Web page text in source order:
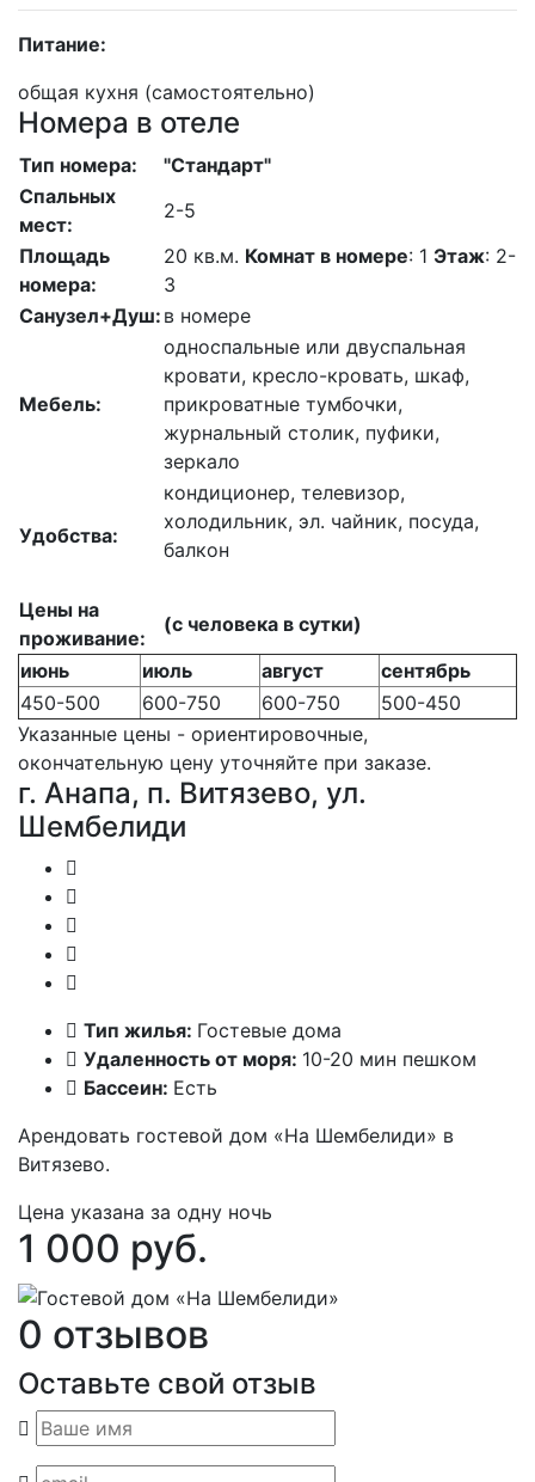
Питание:
общая кухня (самостоятельно)
Номера в отеле
Тип номера:
"Стандарт"
Спальных
мест:
2-5
Площадь
номера:
20 кв.м. Комнат в номере: 1 Этаж: 2-
3
Санузел+Душ: в номере
Мебель:
односпальные или двуспальная
кровати, кресло-кровать, шкаф,
прикроватные тумбочки,
журнальный столик, пуфики,
зеркало
Удобства:
кондиционер, телевизор,
холодильник, эл. чайник, посуда,
балкон
Цены на
проживание:
(с человека в сутки)
июнь
июль август
сентябрь
450-500
600-750 600-750
500-450
Указанные цены - ориентировочные,
окончательную цену уточняйте при заказе.
г. Анапа, п. Витязево, ул.
Шембелиди
Тип жилья: Гостевые дома
Удаленность от моря: 10-20 мин пешком
Бассеин: Есть
Арендовать гостевой дом «На Шембелиди» в
Витязево.
Цена указана за одну ночь
1 000 руб.
0 отзывов
Оставьте свой отзыв